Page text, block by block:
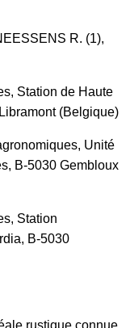
R. (1),
Station de Haute
(Belgique)
Unité
B-5030 Gembloux
Station
B-5030
rustique connue